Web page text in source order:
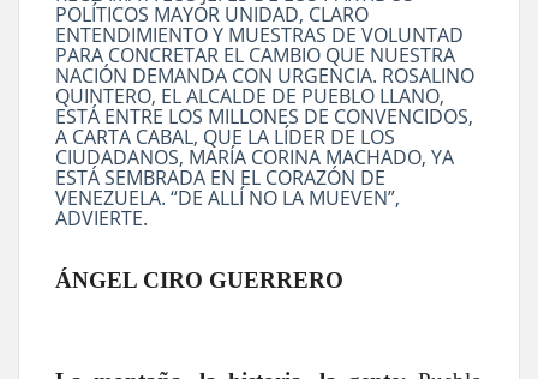
POLÍTICOS MAYOR UNIDAD, CLARO
ENTENDIMIENTO Y MUESTRAS DE VOLUNTAD
PARA CONCRETAR EL CAMBIO QUE NUESTRA
NACIÓN DEMANDA CON URGENCIA. ROSALINO
QUINTERO, EL ALCALDE DE PUEBLO LLANO,
ESTÁ ENTRE LOS MILLONES DE CONVENCIDOS,
A CARTA CABAL, QUE LA LÍDER DE LOS
CIUDADANOS, MARÍA CORINA MACHADO, YA
ESTÁ SEMBRADA EN EL CORAZÓN DE
VENEZUELA. “DE ALLÍ NO LA MUEVEN”,
ADVIERTE.
ÁNGEL CIRO GUERRERO